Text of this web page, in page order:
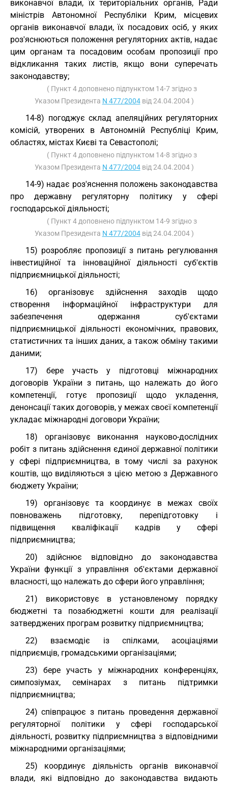
виконавчої влади, їх територіальних органів, Ради
міністрів Автономної Республіки Крим, місцевих
органів виконавчої влади, їх посадових осіб, у яких
роз'яснюються положення регуляторних актів, надає
цим органам та посадовим особам пропозиції про
відкликання таких листів, якщо вони суперечать
законодавству;
( Пункт 4 доповнено підпунктом 14-7 згідно з
Указом Президента N 477/2004від 24.04.2004 )
14-8) погоджує склад апеляційних регуляторних
комісій, утворених в Автономній Республіці Крим,
областях, містах Києві та Севастополі;
( Пункт 4 доповнено підпунктом 14-8 згідно з
Указом Президента N 477/2004від 24.04.2004 )
14-9) надає роз'яснення положень законодавства
про державну регуляторну політику у сфері
господарської діяльності;
( Пункт 4 доповнено підпунктом 14-9 згідно з
Указом Президента N 477/2004від 24.04.2004 )
15) розробляє пропозиції з питань регулювання
інвестиційної та інноваційної діяльності суб'єктів
підприємницької діяльності;
16) організовує здійснення заходів щодо
створення інформаційної інфраструктури для
забезпечення одержання суб'єктами
підприємницької діяльності економічних, правових,
статистичних та інших даних, а також обміну такими
даними;
17) бере участь у підготовці міжнародних
договорів України з питань, що належать до його
компетенції, готує пропозиції щодо укладення,
денонсації таких договорів, у межах своєї компетенції
укладає міжнародні договори України;
18) організовує виконання науково-дослідних
робіт з питань здійснення єдиної державної політики
у сфері підприємництва, в тому числі за рахунок
коштів, що виділяються з цією метою з Державного
бюджету України;
19) організовує та координує в межах своїх
повноважень підготовку, перепідготовку і
підвищення кваліфікації кадрів у сфері
підприємництва;
20) здійснює відповідно до законодавства
України функції з управління об'єктами державної
власності, що належать до сфери його управління;
21) використовує в установленому порядку
бюджетні та позабюджетні кошти для реалізації
затверджених програм розвитку підприємництва;
22) взаємодіє із спілками, асоціаціями
підприємців, громадськими організаціями;
23) бере участь у міжнародних конференціях,
симпозіумах, семінарах з питань підтримки
підприємництва;
24) співпрацює з питань проведення державної
регуляторної політики у сфері господарської
діяльності, розвитку підприємництва з відповідними
міжнародними організаціями;
25) координує діяльність органів виконавчої
влади, які відповідно до законодавства видають